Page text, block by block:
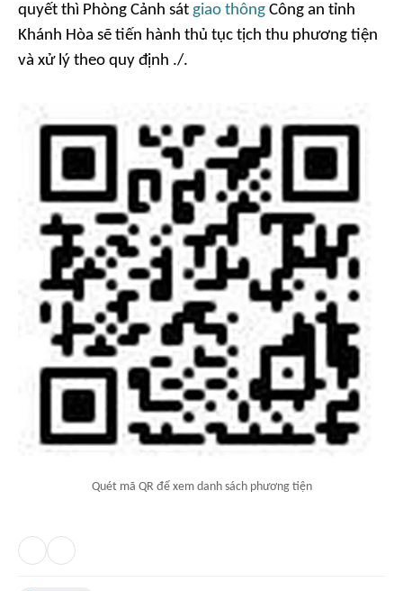
quyết thì Phòng Cảnh sát giao thông Công an tỉnh
Khánh Hòa sẽ tiến hành thủ tục tịch thu phương tiện
và xử lý theo quy định ./.
Quét mã QR để xem danh sách phương tiện